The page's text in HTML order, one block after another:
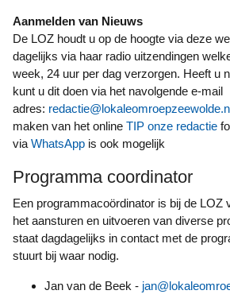
Aanmelden van Nieuws
De LOZ houdt u op de hoogte via deze
dagelijks via haar radio uitzendingen
week, 24 uur per dag verzorgen. Heeft u
kunt u dit doen via het navolgende e-mail
adres:
maken van het online TIP onze redactie
via WhatsApp is ook mogelijk
Programma coordinator
Een programmacoördinator is bij de LOZ verantwoordelijk voor
het aansturen en uitvoeren van diverse
staat dagdagelijks in contact met de
stuurt bij waar nodig.
Jan van de Beek -